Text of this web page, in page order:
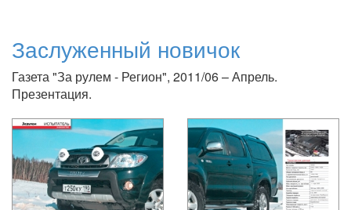
Заслуженный новичок
Газета "За рулем - Регион", 2011/06 – Апрель.
Презентация.